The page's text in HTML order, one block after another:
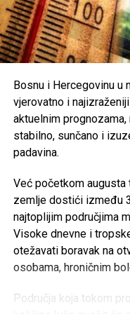
Poseban oprez
hroničnim
uz preporuku da se
moguće, borave u
najtoplijeg dijela dana.
Share
Share
Bosnu i Hercegovinu u
vjerovatno i
aktuelnim
stabilno, sunčano i
padavina.
Već početkom
zemlje dostići između
najtoplijim područjima
Visoke dnevne i
otežavati boravak na
osobama, hroničnim
Područja koja tokom